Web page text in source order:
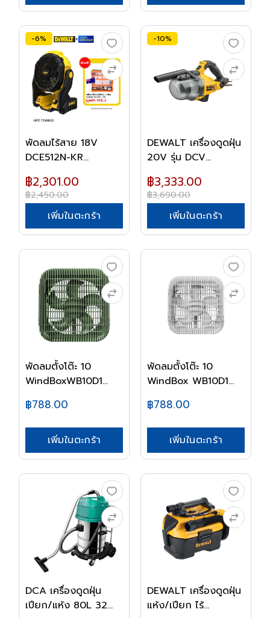
-6%
พัดลมไร้สาย 18V
DCE512N-KR
฿2,301.00
฿2,450.00
เพิ่มในตะกร้า
-10%
DEWALT เครื่องดูดฝุ่น
20V รุ่น DCV...
฿3,333.00
฿3,690.00
เพิ่มในตะกร้า
พัดลมตั้งโต๊ะ 10
WindBoxWB10D1
฿788.00
เพิ่มในตะกร้า
พัดลมตั้งโต๊ะ 10
WindBox WB10D1
฿788.00
เพิ่มในตะกร้า
DCA เครื่องดูดฝุ่น
เปียก/แห้ง 80L 32...
DEWALT เครื่องดูดฝุ่น
แห้ง/เปียก ไร้...